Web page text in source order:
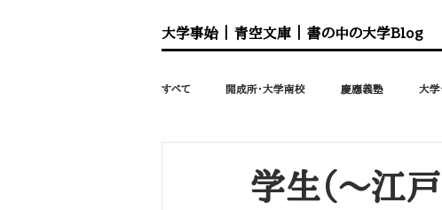
大学事始 青空文庫 書の中の大学Blog
すべて 開成所・大学南校 慶應義塾 大学
学生（～江